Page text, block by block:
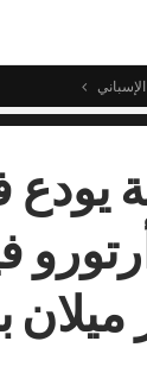
يودع
ميلان